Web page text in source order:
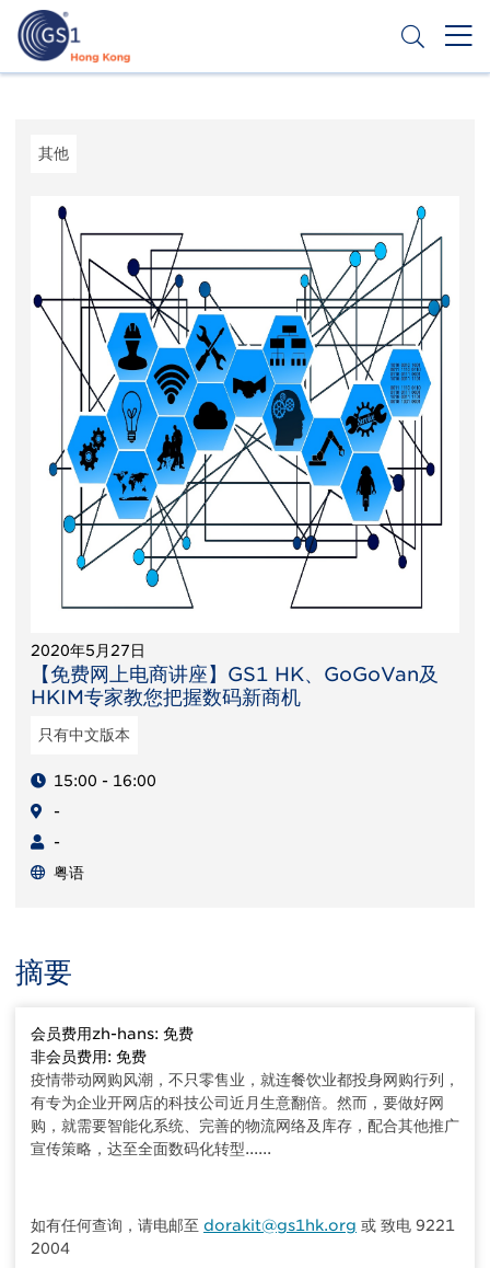
主
Second
Menu
其他
2020年5月27日
【免费网上电商讲座】GS1 HK、GoGoVan及
HKIM专家教您把握数码新商机
只有中文版本
15:00 - 16:00
-
-
粤语
摘要
会员费用zh-hans: 免费
非会员费用: 免费
疫情带动网购风潮，不只零售业，就连餐饮业都投身网购行列，
有专为企业开网店的科技公司近月生意翻倍。然而，要做好网
购，就需要智能化系统、完善的物流网络及库存，配合其他推广
宣传策略，达至全面数码化转型......
如有任何查询，请电邮至 dorakit@gs1hk.org 或 致电 9221
2004